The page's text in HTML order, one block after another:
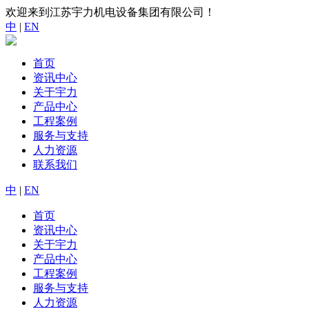
欢迎来到江苏宇力机电设备集团有限公司！
中 | EN
首页
资讯中心
关于宇力
产品中心
工程案例
服务与支持
人力资源
联系我们
中 | EN
首页
资讯中心
关于宇力
产品中心
工程案例
服务与支持
人力资源